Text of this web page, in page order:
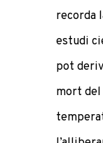
recorda
estudi
pot
mort del